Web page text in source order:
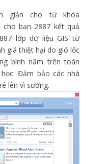
giản cho từ khóa
bạn 2887 kết quả
lớp dữ liệu GIS từ
giá thiệt hại do gió lốc
bình năm trên toàn
Đảm bảo các nhà
lên vì sướng.